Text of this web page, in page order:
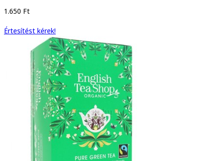
1.650 Ft
Értesítést kérek!